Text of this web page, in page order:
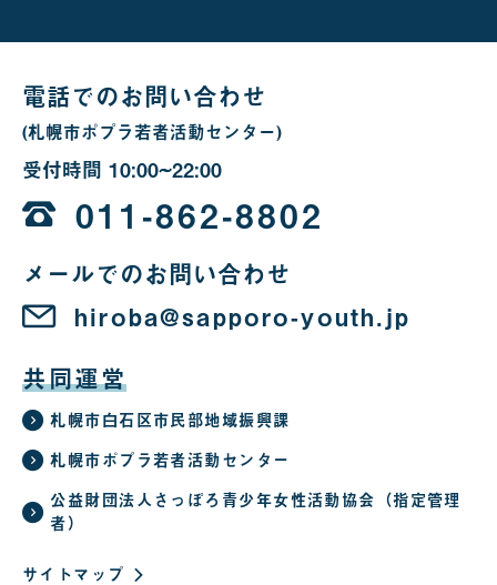
場
電話でのお問い合わせ
(札幌市ポプラ若者活動センター)
受付時間 10:00~22:00
時
か
ら
22
011-862-8802
メールでのお問い合わせ
hiroba@sapporo-youth.jp
共同運営
札幌市白石区市民部地域振興課
札幌市ポプラ若者活動センター
公益財団法人さっぽろ青少年女性活動協会（指定管理
者）
サイトマップ